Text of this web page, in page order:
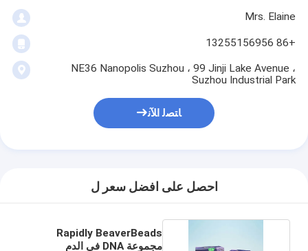
Mrs. Elaine
+86 13255156956
NE36 Nanopolis Suzhou ، 99 Jinji Lake Avenue ،
Suzhou Industrial Park
ﺎﺘﺼﻟ ﺍﻶﻧ
احصل على افضل سعر ل
Rapidly BeaverBeads
مجموعة DNA في الدم